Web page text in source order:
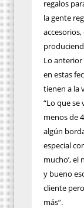
regalos
la gente
Lo
en estas
tienen a la
“Lo que se
menos de
algún
especial
mucho’,
y bueno
cliente
más”.